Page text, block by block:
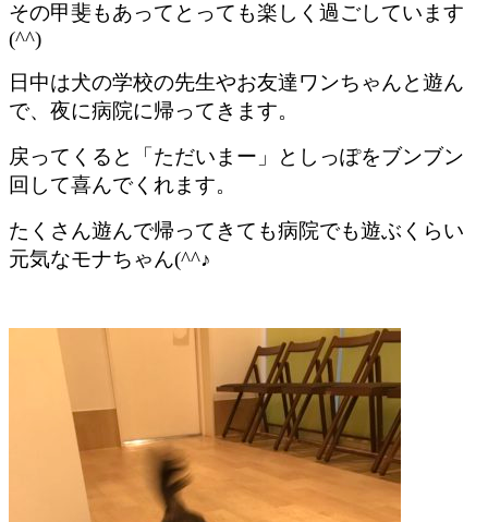
その甲斐もあってとっても楽しく過ごしています
(^^)
日中は犬の学校の先生やお友達ワンちゃんと遊ん
で、夜に病院に帰ってきます。
戻ってくると「ただいまー」としっぽをブンブン
回して喜んでくれます。
たくさん遊んで帰ってきても病院でも遊ぶくらい
元気なモナちゃん(^^♪